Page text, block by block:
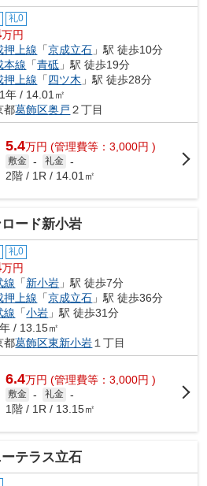
礼0
万円
押上線 「京成立石 」駅 徒歩10分
本線 「青砥 」駅 徒歩19分
押上線 「四ツ木 」駅 徒歩28分
年 / 14.01㎡
都葛飾区奥戸 ２丁目
5.4万円 (管理費等：3,000円 )
敷金 - 礼金 -
2階 / 1R / 14.01㎡
ード新小岩
礼0
万円
線 「新小岩 」駅 徒歩7分
押上線 「京成立石 」駅 徒歩36分
線 「小岩 」駅 徒歩31分
/ 13.15㎡
都葛飾区東新小岩 １丁目
6.4万円 (管理費等：3,000円 )
敷金 - 礼金 -
1階 / 1R / 13.15㎡
テラス立石